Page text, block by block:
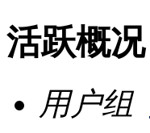
活跃概况
用户组